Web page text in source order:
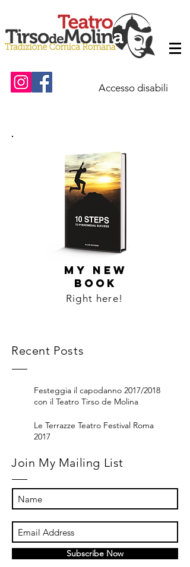
Accesso disabili
MY NEW
BOOK
Right here!
Recent Posts
Festeggia il capodanno 2017/2018
con il Teatro Tirso de Molina
Le Terrazze Teatro Festival Roma
2017
Join My Mailing List
Subscribe Now